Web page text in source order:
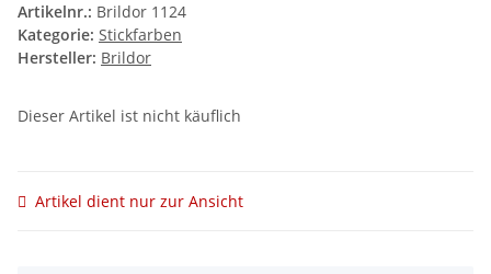
Artikelnr.: Brildor 1124
Kategorie: Stickfarben
Hersteller: Brildor
Dieser Artikel ist nicht käuflich
Artikel dient nur zur Ansicht